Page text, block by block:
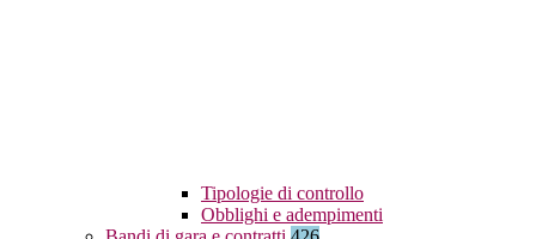
Tipologie di controllo
Obblighi e adempimenti